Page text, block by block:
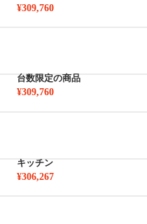
¥309,760
台数限定の商品
¥309,760
キッチン
¥306,267